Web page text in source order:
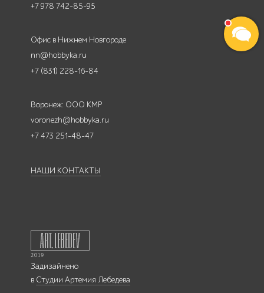
+7 978 742-85-95
Офис в Нижнем Новгороде
nn@hobbyka.ru
+7 (831) 228-16-84
Воронеж: ООО КМР
voronezh@hobbyka.ru
+7 473 251-48-47
НАШИ КОНТАКТЫ
Задизайнено
в Студии Артемия Лебедева